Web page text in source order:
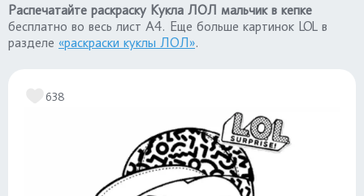
Распечатайте раскраску Кукла ЛОЛ мальчик в кепке
бесплатно во весь лист А4. Еще больше картинок LOL в
разделе «раскраски куклы ЛОЛ».
638